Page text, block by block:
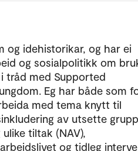
og idehistorikar, og har ei
og sosialpolitikk om
tråd med Supported
Eg har både som
med tema knytt til
av utsette
tiltak (NAV),
og tidleg